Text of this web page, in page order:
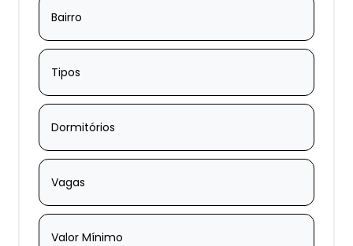
Bairro
Tipos
Dormitórios
Vagas
Valor Mínimo